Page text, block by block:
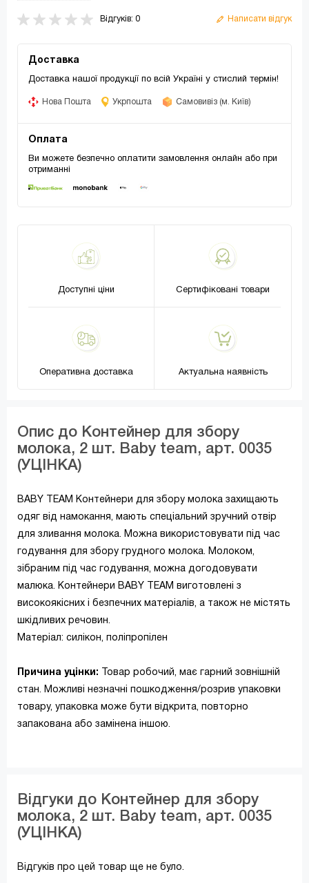
Відгуків: 0 Написати відгук
Доставка
Доставка нашої продукції по всій Україні у стислий термін!
Нова Пошта Укрпошта Самовивіз (м. Київ)
Оплата
Ви можете безпечно оплатити замовлення онлайн або при
отриманні
Доступні ціни Сертифіковані товари
Оперативна доставка Актуальна наявність
Опис до Контейнер для збору
молока, 2 шт. Baby team, арт. 0035
(УЦІНКА)
BABY TEAM Контейнери для збору молока захищають
одяг від намокання, мають спеціальний зручний отвір
для зливання молока. Можна використовувати під час
годування для збору грудного молока. Молоком,
зібраним під час годування, можна догодовувати
малюка. Контейнери BABY TEAM виготовлені з
високоякісних і безпечних матеріалів, а також не містять
шкідливих речовин.
Матеріал: силікон, поліпропілен
Причина уцінки: Товар робочий, має гарний зовнішній
стан. Можливі незначні пошкодження/розрив упаковки
товару, упаковка може бути відкрита, повторно
запакована або замінена іншою.
Відгуки до Контейнер для збору
молока, 2 шт. Baby team, арт. 0035
(УЦІНКА)
Відгуків про цей товар ще не було.